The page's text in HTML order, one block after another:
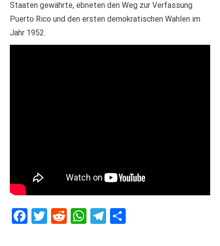
Staaten gewährte, ebneten den Weg zur Verfassung
Puerto Rico und den ersten demokratischen Wahlen im
Jahr 1952.
Facebook
Twitter
RedditWhatsApp
Telegram